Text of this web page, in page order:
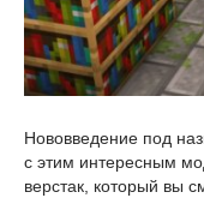
Нововведение под
с этим интересным
верстак, который вы